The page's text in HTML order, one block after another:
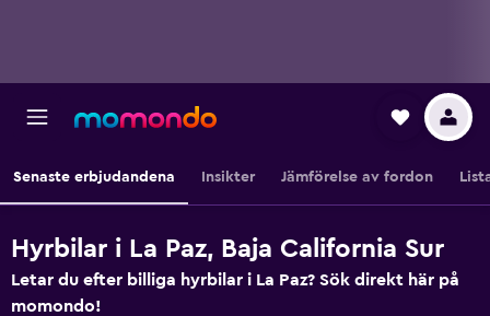
Senaste erbjudandena Insikter Jämförelse av fordon
Hyrbilar i La Paz, Baja California Sur
Letar du efter billiga hyrbilar i La Paz? Sök direkt här på
momondo!